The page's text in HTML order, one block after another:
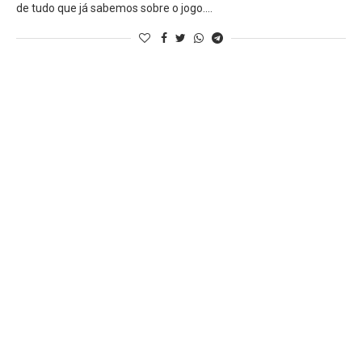
de tudo que já sabemos sobre o jogo.…